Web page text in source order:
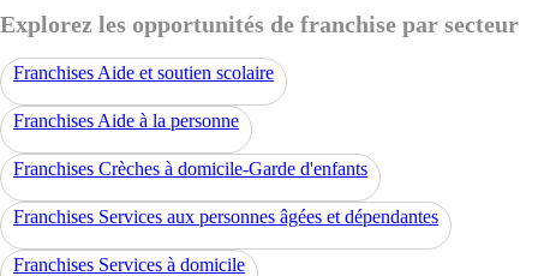
Explorez les opportunités de franchise par secteur
Franchises Aide et soutien scolaire
Franchises Aide à la personne
Franchises Crèches à domicile-Garde d'enfants
Franchises Services aux personnes âgées et dépendantes
Franchises Services à domicile